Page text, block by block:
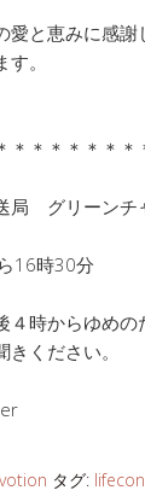
愛と恵みに感謝
。
＊＊＊＊＊＊＊
局 グリーン
16時30分
４時からゆめ
ください。
タグ: